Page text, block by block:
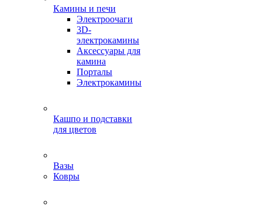
Камины и печи
Электроочаги
3D-
электрокамины
Аксессуары для
камина
Порталы
Электрокамины
Кашпо и подставки
для цветов
Вазы
Ковры